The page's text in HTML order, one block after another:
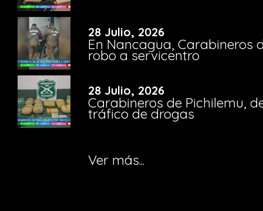
28 Julio, 2026
En Nancagua, Carabineros
robo a servicentro
28 Julio, 2026
Carabineros de Pichilemu,
tráfico de drogas
Ver más...